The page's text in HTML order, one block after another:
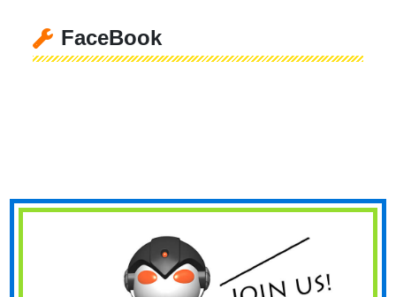
FaceBook